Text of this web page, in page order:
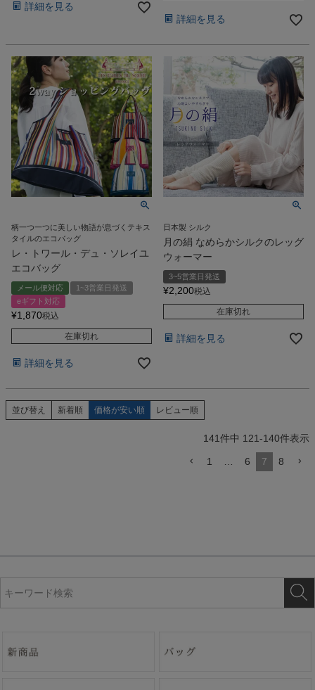
詳細を見る
詳細を見る
柄一つ一つに美しい物語が息づくテキス
タイルのエコバッグ
レ・トワール・デュ・ソレイユ
エコバッグ
メール便対応
1~3営業日発送
eギフト対応
¥1,870税込
在庫切れ
詳細を見る
日本製 シルク
月の絹 なめらかシルクのレッグ
ウォーマー
3~5営業日発送
¥2,200税込
在庫切れ
詳細を見る
並び替え 新着順 価格が安い順 レビュー順
141件中 121-140件表示
1 6 7 8